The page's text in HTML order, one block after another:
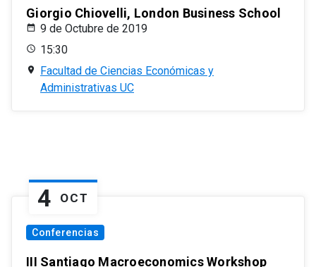
Giorgio Chiovelli, London Business School
9 de Octubre de 2019
15:30
Facultad de Ciencias Económicas y
Administrativas UC
4 OCT
Conferencias
III Santiago Macroeconomics Workshop